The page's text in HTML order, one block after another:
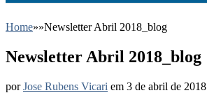
Home»»Newsletter Abril 2018_blog
Newsletter Abril 2018_blog
porJose Rubens Vicari em 3 de abril de 2018